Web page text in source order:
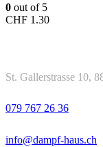
0 out of 5
CHF 1.30
St. Gallerstrasse 10,
079 767 26 36
info@dampf-haus.ch